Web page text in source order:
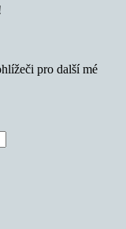
pro další mé